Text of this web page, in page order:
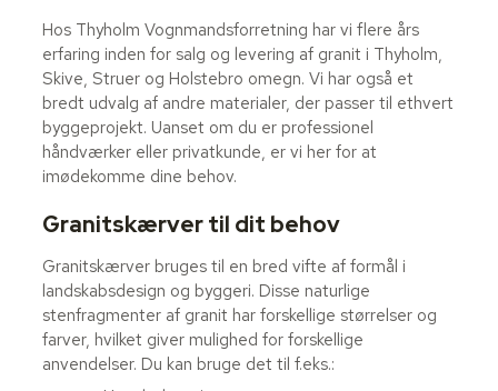
Hos Thyholm Vognmandsforretning har vi flere års
erfaring inden for salg og levering af granit i Thyholm,
Skive, Struer og Holstebro omegn. Vi har også et
bredt udvalg af andre materialer, der passer til ethvert
byggeprojekt. Uanset om du er professionel
håndværker eller privatkunde, er vi her for at
imødekomme dine behov.
Granitskærver til dit behov
Granitskærver bruges til en bred vifte af formål i
landskabsdesign og byggeri. Disse naturlige
stenfragmenter af granit har forskellige størrelser og
farver, hvilket giver mulighed for forskellige
anvendelser. Du kan bruge det til f.eks.: